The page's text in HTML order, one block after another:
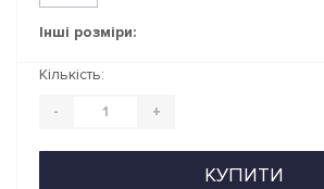
Інші розміри:
Кількість:
- +
КУПИТИ